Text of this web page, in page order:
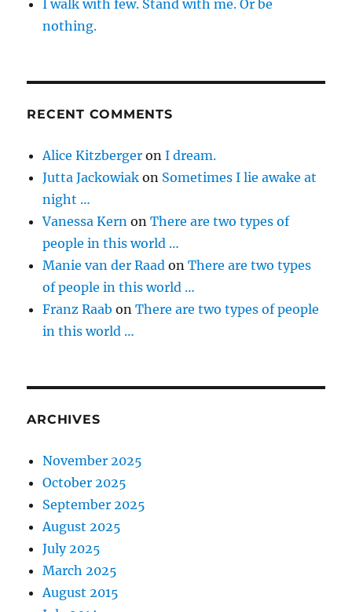
I walk with few. Stand with me. Or be
nothing.
RECENT COMMENTS
Alice Kitzberger onI dream.
Jutta Jackowiak on Sometimes I lie awake at
night …
Vanessa Kern onThere are two types of
people in this world …
Manie van der Raad onThere are two types
of people in this world …
Franz Raab onThere are two types of people
in this world …
ARCHIVES
November 2025
October 2025
September 2025
August 2025
July 2025
March 2025
August 2015